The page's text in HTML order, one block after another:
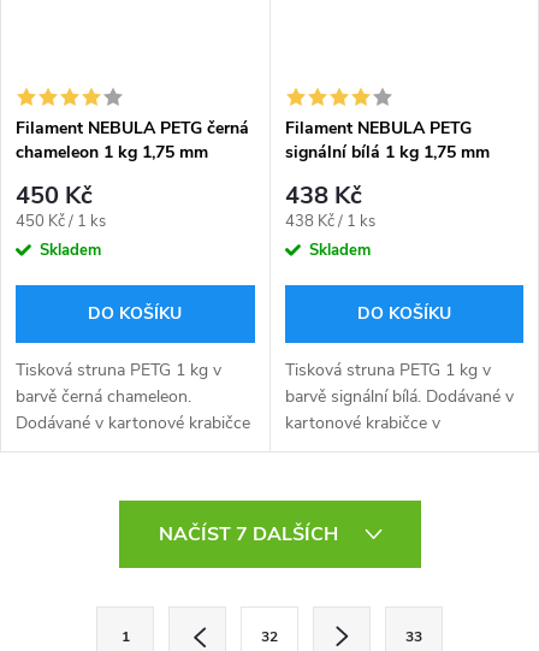
Filament NEBULA PETG černá
chameleon 1 kg 1,75 mm
450 Kč
Měrná
cena:
450 Kč / 1 ks
Skladem
DO KOŠÍKU
Tisková struna PETG 1 kg v
barvě černá chameleon.
Dodávané v kartonové krabičce
v zavakuovaném obalu včetně
pohlcení přebytečné vlhkosti.
Filament NEBULA PETG
signální bílá 1 kg 1,75 mm
438 Kč
Měrná
cena:
438 Kč / 1 ks
Skladem
DO KOŠÍKU
Tisková struna PETG 1 kg v
barvě signální bílá. Dodávané v
kartonové krabičce v
zavakuovaném obalu včetně
pohlcení přebytečné vlhkosti.
NAČÍST 7 DALŠÍCH
1 32 33